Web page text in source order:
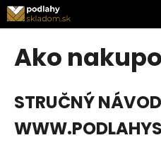
Prejsť
na
obsah
Ako
STRUČNÝ
K
o
o
p
o